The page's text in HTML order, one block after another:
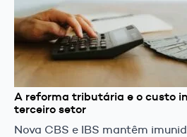
A reforma tributária e o custo
terceiro setor
Nova CBS e IBS mantêm